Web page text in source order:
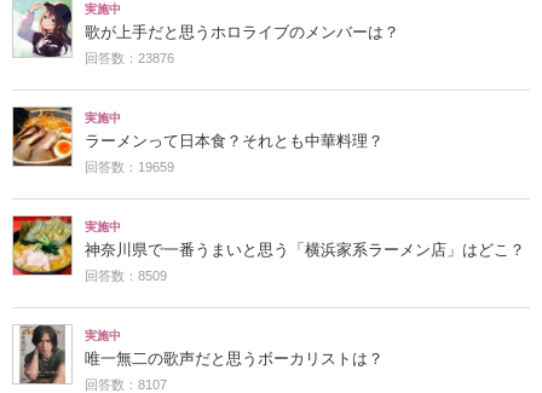
実施中
歌が上手だと思うホロライブのメンバーは？
回答数：23876
実施中
ラーメンって日本食？それとも中華料理？
回答数：19659
実施中
神奈川県で一番うまいと思う「横浜家系ラーメン店」はどこ？
回答数：8509
実施中
唯一無二の歌声だと思うボーカリストは？
回答数：8107